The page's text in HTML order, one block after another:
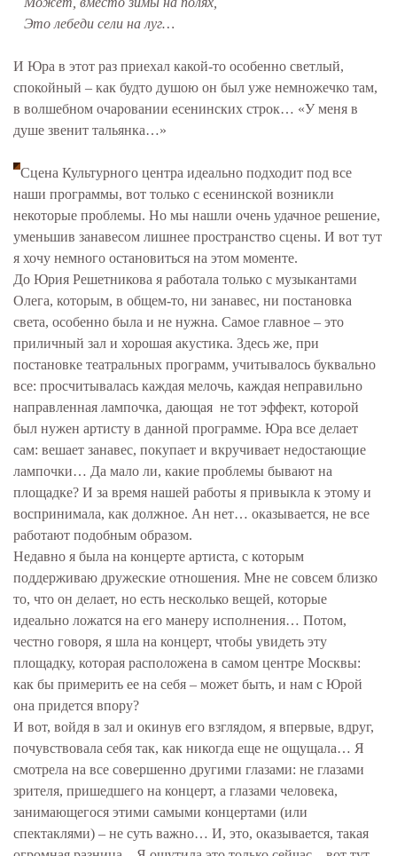
Это лебеди сели на луг…
И Юра в этот раз приехал какой-то особенно светлый,
спокойный – как будто душою он был уже немножечко там,
в волшебном очаровании есенинских строк… «У меня в
душе звенит тальянка…»
Сцена Культурного центра идеально подходит под все
наши программы, вот только с есенинской возникли
некоторые проблемы. Но мы нашли очень удачное решение,
уменьшив занавесом лишнее пространство сцены. И вот тут
я хочу немного остановиться на этом моменте.
До Юрия Решетникова я работала только с музыкантами
Олега, которым, в общем-то, ни занавес, ни постановка
света, особенно была и не нужна. Самое главное – это
приличный зал и хорошая акустика. Здесь же, при
постановке театральных программ, учитывалось буквально
все: просчитывалась каждая мелочь, каждая неправильно
направленная лампочка, дающая не тот эффект, которой
был нужен артисту в данной программе. Юра все делает
сам: вешает занавес, покупает и вкручивает недостающие
лампочки… Да мало ли, какие проблемы бывают на
площадке? И за время нашей работы я привыкла к этому и
воспринимала, как должное. Ан нет… оказывается, не все
работают подобным образом.
Недавно я была на концерте артиста, с которым
поддерживаю дружеские отношения. Мне не совсем близко
то, что он делает, но есть несколько вещей, которые
идеально ложатся на его манеру исполнения… Потом,
честно говоря, я шла на концерт, чтобы увидеть эту
площадку, которая расположена в самом центре Москвы:
как бы примерить ее на себя – может быть, и нам с Юрой
она придется впору?
И вот, войдя в зал и окинув его взглядом, я впервые, вдруг,
почувствовала себя так, как никогда еще не ощущала… Я
смотрела на все совершенно другими глазами: не глазами
зрителя, пришедшего на концерт, а глазами человека,
занимающегося этими самыми концертами (или
спектаклями) – не суть важно… И, это, оказывается, такая